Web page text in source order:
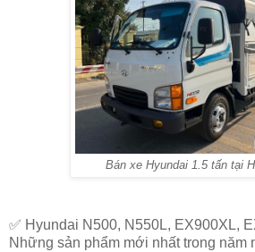
Bán xe Hyundai 1.5 tấn tại
✅ Hyundai N500, N550L, EX900XL,
Những sản phẩm mới nhất trong năm